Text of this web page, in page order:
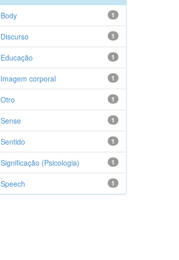
1
Body
1
Discurso
1
Educação
1
Imagem corporal
1
Otro
1
Sense
1
Sentido
1
Significação (Psicologia)
1
Speech